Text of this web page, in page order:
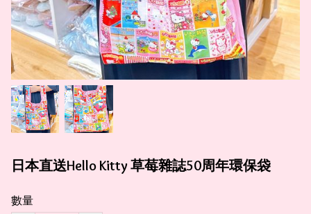
日本直送Hello Kitty 草莓雜誌50周年環保袋
數量